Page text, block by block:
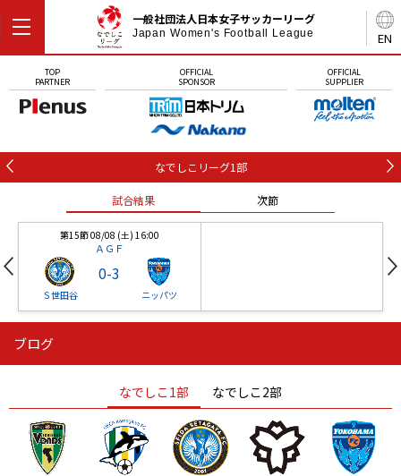
EN
一般社団法人日本女子サッカーリーグ
Japan Women's Football League
TOP
PARTNER
OFFICIAL
SPONSOR
OFFICIAL
SUPPLIER
なでしこリーグ1部
試合結果 次節
第15節 08/08 (土) 16:00
ＡＧＦ
Ｓ世田谷
0-3
ニッパツ
ニッパツ
ニッパツ 名古屋
石人の星
静岡 愛媛Ｌ
ブログ
なでしこ1部 なでしこ2部